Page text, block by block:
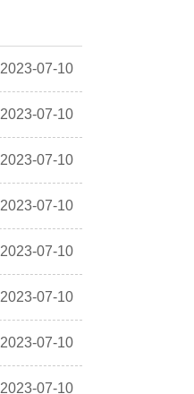
2023-07-10
2023-07-10
2023-07-10
2023-07-10
2023-07-10
2023-07-10
2023-07-10
2023-07-10